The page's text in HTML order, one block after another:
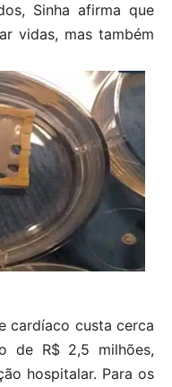
Sinha afirma que
vidas, mas também
cardíaco custa cerca
de R$ 2,5 milhões,
hospitalar. Para os